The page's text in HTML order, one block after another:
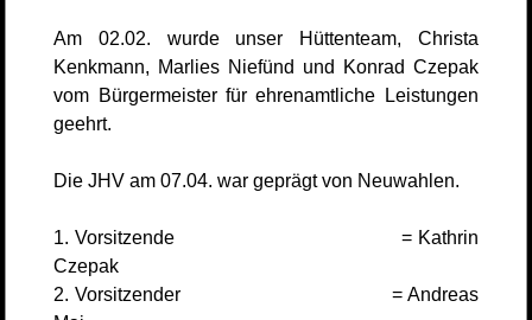
Am 02.02. wurde unser Hüttenteam, Christa
Kenkmann, Marlies Niefünd und Konrad Czepak
vom Bürgermeister für ehrenamtliche Leistungen
geehrt.
Die JHV am 07.04. war geprägt von Neuwahlen.
1. Vorsitzende = Kathrin
Czepak
2. Vorsitzender = Andreas